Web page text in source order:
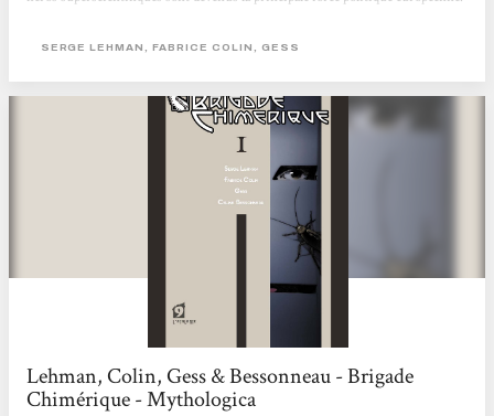
londonien, est le protecteur officiel de Paris, désigné dans des circonstances
SERGE LEHMAN, FABRICE COLIN, GESS
Lehman, Colin, Gess & Bessonneau - Brigade
Chimérique - Mythologica